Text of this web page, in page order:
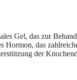
Gel, das zur
Hormon, das
der